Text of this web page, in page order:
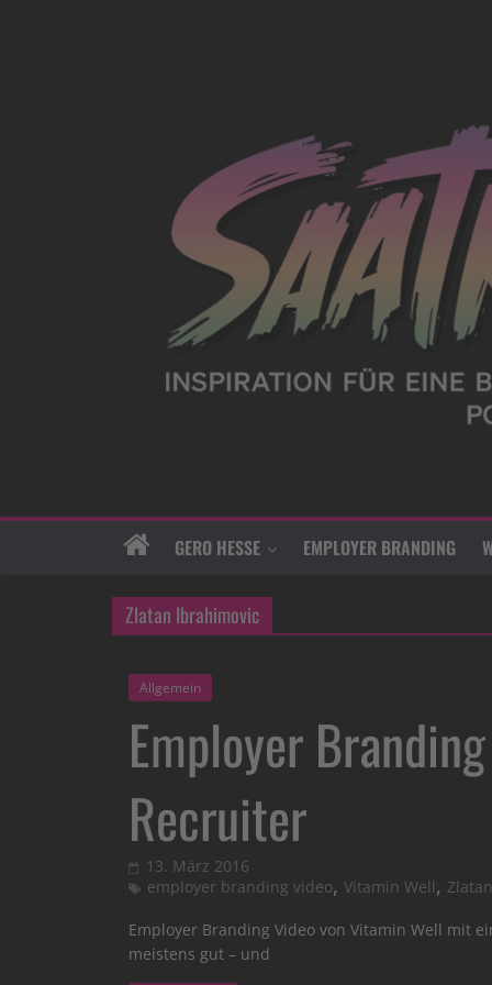
GERO HESSE EMPLOYER BRANDING
Zlatan Ibrahimovic
Allgemein
Employer
Recruiter
13. März 2016
employer branding video, Vitamin Well,
Employer Branding Video von Vitamin Well mit
meistens gut – und